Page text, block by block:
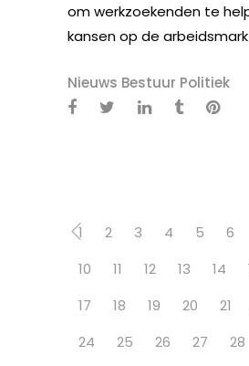
om werkzoekenden te
kansen op de
Nieuws Bestuur Politiek
1 2 3 4 5 6
10
11 12 13 14
17
18 19 20 21
24
25 26 27 28